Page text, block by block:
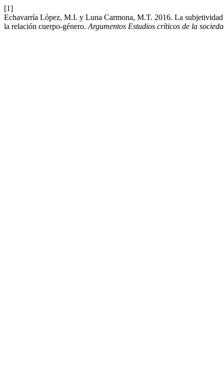
[1]
Echavarría López, M.I. y Luna Carmona, M.T. 2016. La
la relación cuerpo-género. Argumentos Estudios críticos de la